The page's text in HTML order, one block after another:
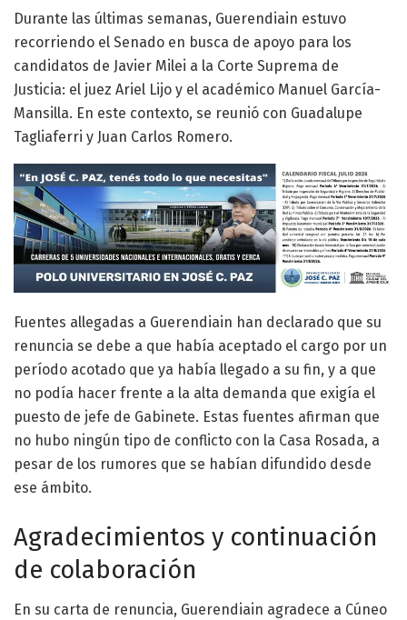
Durante las últimas semanas, Guerendiain estuvo
recorriendo el Senado en busca de apoyo para los
candidatos de Javier Milei a la Corte Suprema de
Justicia: el juez Ariel Lijo y el académico Manuel García-
Mansilla. En este contexto, se reunió con Guadalupe
Tagliaferri y Juan Carlos Romero.
Fuentes allegadas a Guerendiain han declarado que su
renuncia se debe a que había aceptado el cargo por un
período acotado que ya había llegado a su fin, y a que
no podía hacer frente a la alta demanda que exigía el
puesto de jefe de Gabinete. Estas fuentes afirman que
no hubo ningún tipo de conflicto con la Casa Rosada, a
pesar de los rumores que se habían difundido desde
ese ámbito.
Agradecimientos y continuación
de colaboración
En su carta de renuncia, Guerendiain agradece a Cúneo